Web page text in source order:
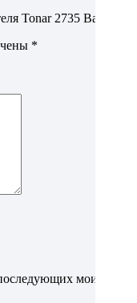
Tonar 2735 Banana
*
моих